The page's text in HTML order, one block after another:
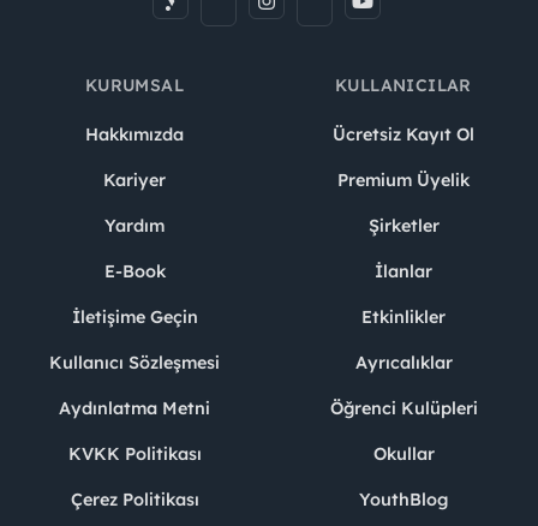
KURUMSAL
Hakkımızda
Kariyer
Yardım
E-Book
İletişime Geçin
Kullanıcı Sözleşmesi
Aydınlatma Metni
KVKK Politikası
Çerez Politikası
KULLANICILAR
Ücretsiz Kayıt Ol
Premium Üyelik
Şirketler
İlanlar
Etkinlikler
Ayrıcalıklar
Öğrenci Kulüpleri
Okullar
YouthBlog